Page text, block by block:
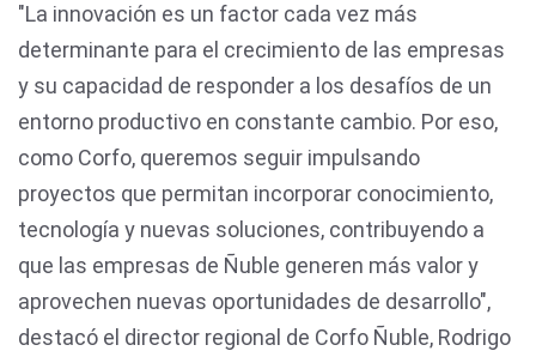
"La innovación es un factor cada vez más
determinante para el crecimiento de las empresas
y su capacidad de responder a los desafíos de un
entorno productivo en constante cambio. Por eso,
como Corfo, queremos seguir impulsando
proyectos que permitan incorporar conocimiento,
tecnología y nuevas soluciones, contribuyendo a
que las empresas de Ñuble generen más valor y
aprovechen nuevas oportunidades de desarrollo",
destacó el director regional de Corfo Ñuble, Rodrigo